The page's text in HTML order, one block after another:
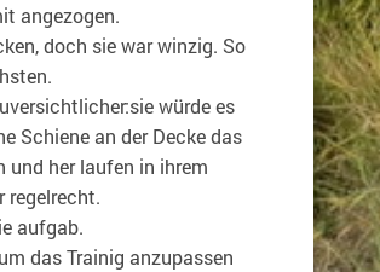
angezogen.
doch sie war winzig. So
würde es
Schiene an der Decke das
und her laufen in ihrem
regelrecht.
aufgab.
das Trainig anzupassen